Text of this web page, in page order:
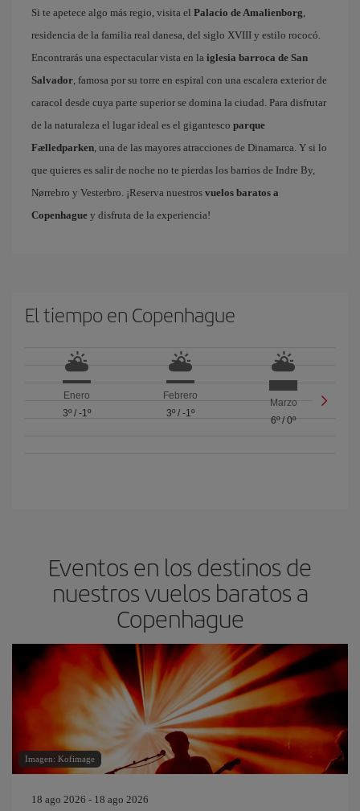
Si te apetece algo más regio, visita el Palacio de Amalienborg,
residencia de la familia real danesa, del siglo XVIII y estilo rococó.
Encontrarás una espectacular vista en la iglesia barroca de San
Salvador, famosa por su torre en espiral con una escalera exterior de
caracol desde cuya parte superior se domina la ciudad. Para disfrutar
de la naturaleza el lugar ideal es el gigantesco parque
Fælledparken, una de las mayores atracciones de Dinamarca. Y si lo
que quieres es salir de noche no te pierdas los barrios de Indre By,
Nørrebro y Vesterbro. ¡Reserva nuestros vuelos baratos a
Copenhague y disfruta de la experiencia!
El tiempo en Copenhague
Enero
3º/ -1º
Febrero
3º/ -1º
Marzo
6º/0º
Eventos en los destinos de
nuestros vuelos baratos a
Copenhague
Imagen: Kofimage
18 ago 2026 - 18 ago 2026